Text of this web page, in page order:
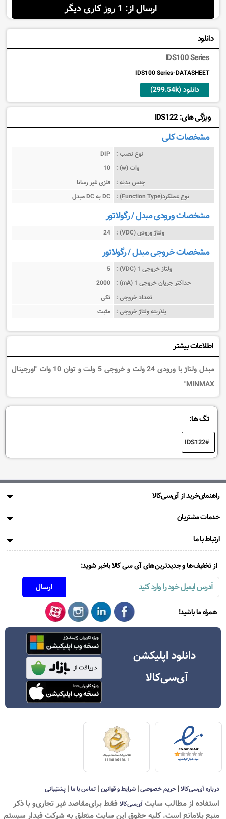
ارسال از: 1 روز کاری دیگر
دانلود
IDS100 Series
IDS100 Series-DATASHEET
دانلود (299.54k)
ویژگی های: IDS122
مشخصات کلی
نوع نصب : DIP
وات (w) :
10
جنس بدنه : فلزی غیر رسانا
نوع عملکرد(Function Type) :
مبدل DC به DC
مشخصات ورودی مبدل / رگولاتور
ولتاژ ورودی (VDC) : 24
مشخصات خروجی مبدل / رگولاتور
ولتاژ خروجی 1 (VDC) :
5
حداکثر جریان خروجی 1 (mA) :
2000
تعداد خروجی : تکی
پلاریته ولتاژ خروجی : مثبت
اطلاعات بیشتر
مبدل ولتاژ با ورودی 24 ولت و خروجی 5 ولت و توان 10 وات "اورجینال
MINMAX"
تگ ها:
IDS122
راهنمای‌خرید از آی‌سی‌کالا
خدمات مشتریان
ارتباط با ما
از تخفیف‌ها و جدیدترین‌های آی سی کالا باخبر شوید:
همراه ما باشید!
دانلود اپلیکشن
آی‌سی‌کالا
درباره آی‌سی‌کالا|حریم خصوصی|شرایط و قوانین | تماس با ما| پشتیبانی
استفاده از مطالب سايت آی‌سی‌کالا فقط برای‌مقاصد غیر تجاری‌و با ذکر
منبع بلامانع است. کليه حقوق اين سايت متعلق به شرکت فیدار سیستم